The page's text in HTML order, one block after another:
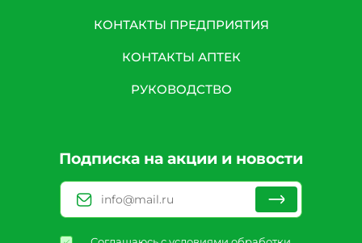
КОНТАКТЫ ПРЕДПРИЯТИЯ
КОНТАКТЫ АПТЕК
РУКОВОДСТВО
Подписка на акции и новости